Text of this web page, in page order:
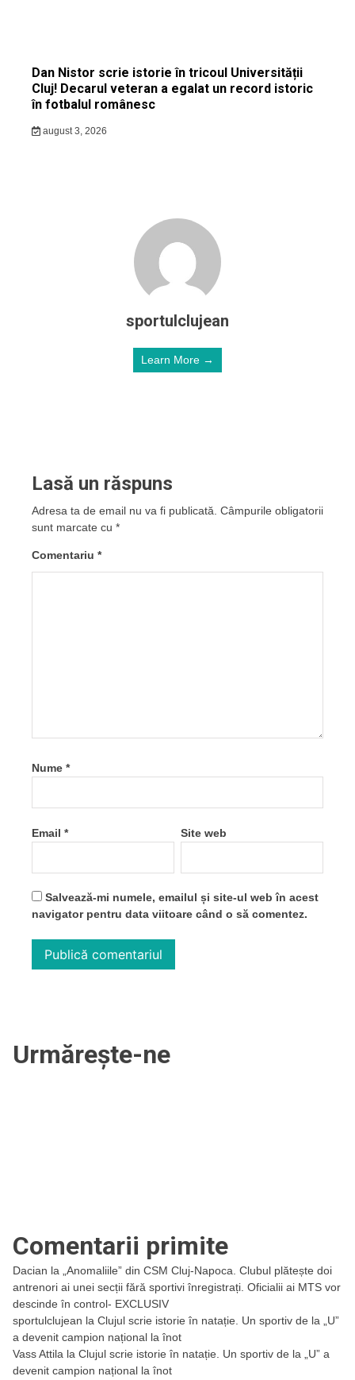
Dan Nistor scrie istorie în tricoul Universității
Cluj! Decarul veteran a egalat un record istoric
în fotbalul românesc
august 3, 2026
sportulclujean
Learn More →
Lasă un răspuns
Adresa ta de email nu va fi publicată. Câmpurile obligatorii
sunt marcate cu *
Comentariu *
Nume *
Email * Site web
Salvează-mi numele, emailul și site-ul web în acest
navigator pentru data viitoare când o să comentez.
Urmărește-ne
Comentarii primite
Dacian la
„Anomaliile” din CSM Cluj-Napoca. Clubul plătește doi
antrenori ai unei secții fără sportivi înregistrați. Oficialii ai MTS vor
descinde în control- EXCLUSIV
sportulclujean la Clujul scrie istorie în natație. Un sportiv de la „U”
a devenit campion național la înot
Vass Attila la Clujul scrie istorie în natație. Un sportiv de la „U” a
devenit campion național la înot